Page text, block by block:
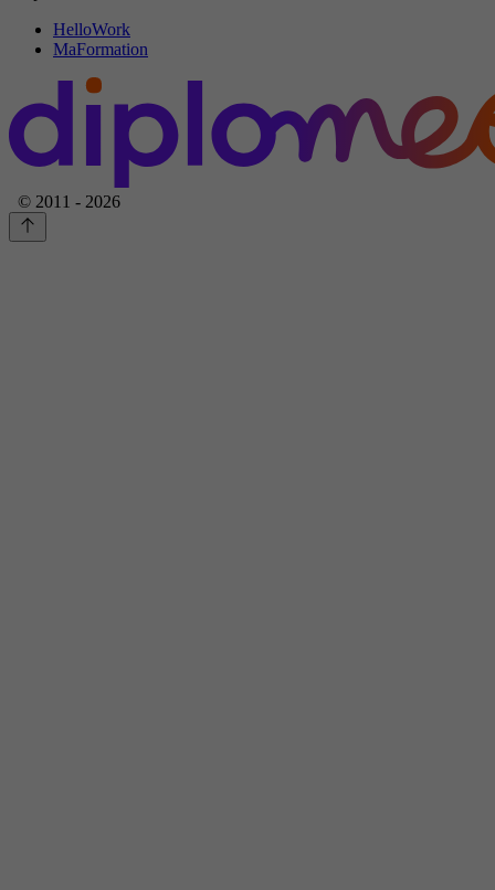
HelloWork
MaFormation
© 2011 - 2026